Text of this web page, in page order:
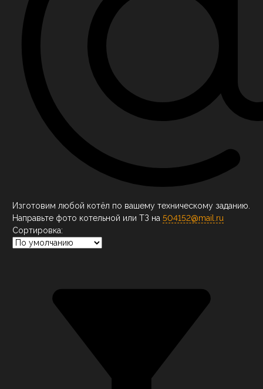
Изготовим любой котёл по вашему техническому заданию.
Направьте фото котельной или ТЗ на 504152@mail.ru
Сортировка: